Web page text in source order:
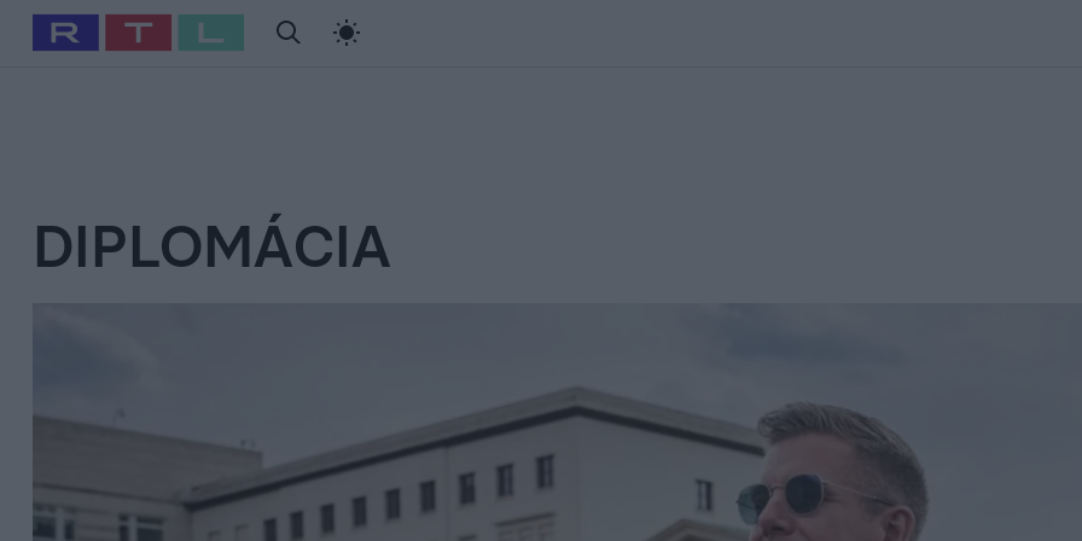
Babits Marcella Szellő István Most Wanted
DIPLOMÁCIA